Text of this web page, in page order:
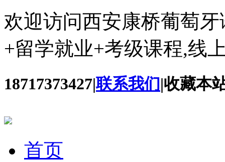
欢迎访问西安康桥葡萄
+留学就业+考级课程,线
18717373427|联系我们|收藏本
首页